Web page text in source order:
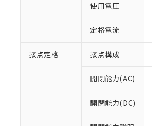
使用電圧
定格電流
接点定格 接点構成
開閉能力(AC)
開閉能力(DC)